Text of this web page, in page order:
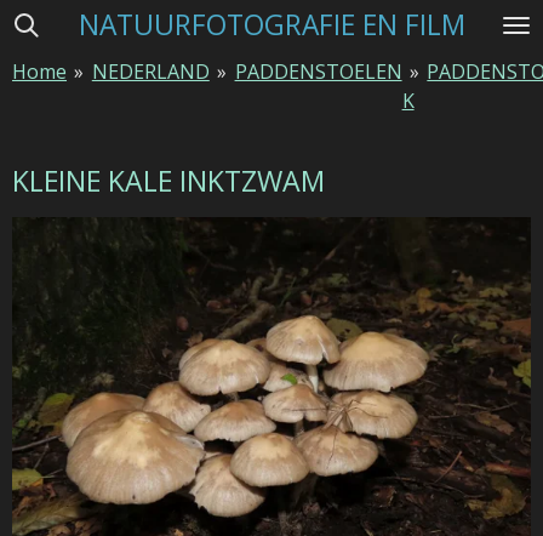
Ga
naar
NATUURFOTOGRAFIE EN FILM
Home » NEDERLAND » PADDENSTOELEN »
K
KLEINE KALE INKTZWAM